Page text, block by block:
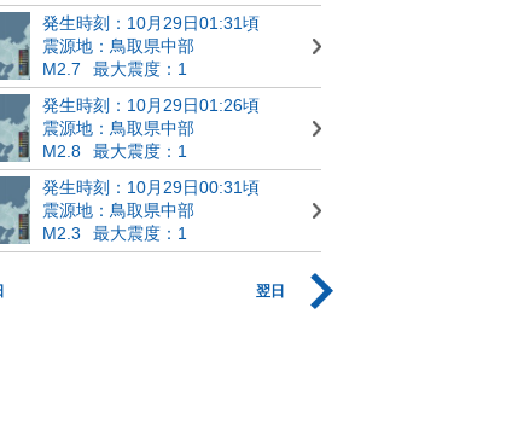
発生時刻：10月29日01:31頃
震源地：鳥取県中部
M2.7
最大震度：1
発生時刻：10月29日01:26頃
震源地：鳥取県中部
M2.8
最大震度：1
発生時刻：10月29日00:31頃
震源地：鳥取県中部
M2.3
最大震度：1
翌日